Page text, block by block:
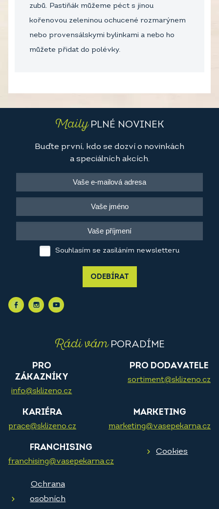
zubů. Pastiňák můžeme péct s jinou
kořenovou zeleninou ochucené rozmarýnem
nebo provensálskymi bylinkami a nebo ho
můžete přidat do polévky.
MailyPLNÉ NOVINEK
Buďte první, kdo se dozví o novinkách
a speciálních akcích.
Souhlasím se zasíláním newsletteru
ODEBÍRAT
Rádi vámPORADÍME
PRO
ZÁKAZNÍKY
info@sklizeno.cz
PRO DODAVATELE
sortiment@sklizeno.cz
KARIÉRA
prace@sklizeno.cz
MARKETING
marketing@vasepekarna.cz
FRANCHISING
franchising@vasepekarna.cz
Cookies
Ochrana
osobních